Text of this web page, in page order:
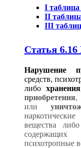
I
II
III
Статья
Нарушение
средств,
либо хранения
приобретения,
или
вещества
содержащих
психотропные